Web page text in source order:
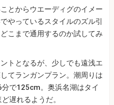
とからウエーディグのイメー
やっているスタイルのズル引
こまで通用するのか試してみ
トとなるが、少しでも遠浅エ
てランガンプラン。潮周りは
で125cm。奥浜名湖はタイ
遅れるようだ。